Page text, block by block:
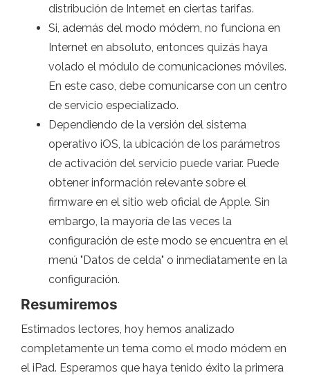
distribución de Internet en ciertas tarifas.
Si, además del modo módem, no funciona en
Internet en absoluto, entonces quizás haya
volado el módulo de comunicaciones móviles.
En este caso, debe comunicarse con un centro
de servicio especializado.
Dependiendo de la versión del sistema
operativo iOS, la ubicación de los parámetros
de activación del servicio puede variar. Puede
obtener información relevante sobre el
firmware en el sitio web oficial de Apple. Sin
embargo, la mayoría de las veces la
configuración de este modo se encuentra en el
menú "Datos de celda" o inmediatamente en la
configuración.
Resumiremos
Estimados lectores, hoy hemos analizado
completamente un tema como el modo módem en
el iPad. Esperamos que haya tenido éxito la primera